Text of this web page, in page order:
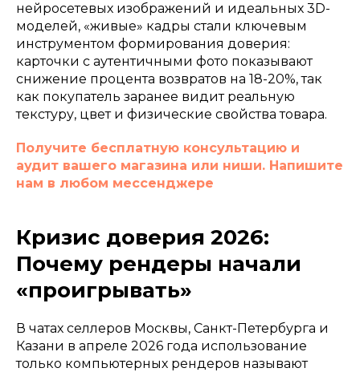
нейросетевых изображений и идеальных 3D-
моделей, «живые» кадры стали ключевым
инструментом формирования доверия:
карточки с аутентичными фото показывают
снижение процента возвратов на 18-20%, так
как покупатель заранее видит реальную
текстуру, цвет и физические свойства товара.
Получите бесплатную консультацию и
аудит вашего магазина или ниши. Напишите
нам в любом мессенджере
Кризис доверия 2026:
Почему рендеры начали
«проигрывать»
В чатах селлеров Москвы, Санкт-Петербурга и
Казани в апреле 2026 года использование
только компьютерных рендеров называют